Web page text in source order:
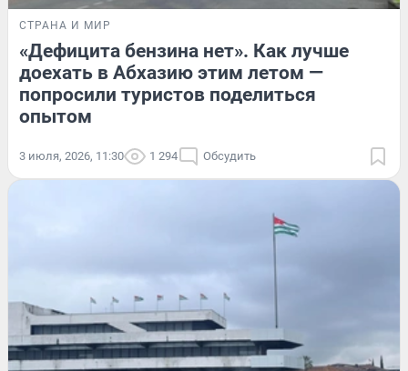
СТРАНА И МИР
«Дефицита бензина нет». Как лучше
доехать в Абхазию этим летом —
попросили туристов поделиться
опытом
3 июля, 2026, 11:30 1 294 Обсудить